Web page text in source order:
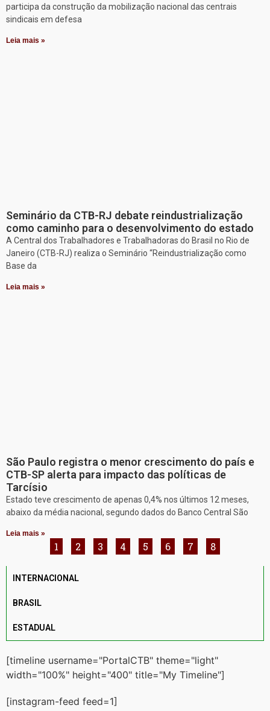
participa da construção da mobilização nacional das centrais
sindicais em defesa
Leia mais »
Seminário da CTB-RJ debate reindustrialização
como caminho para o desenvolvimento do estado
A Central dos Trabalhadores e Trabalhadoras do Brasil no Rio de
Janeiro (CTB-RJ) realiza o Seminário “Reindustrialização como
Base da
Leia mais »
São Paulo registra o menor crescimento do país e
CTB-SP alerta para impacto das políticas de
Tarcísio
Estado teve crescimento de apenas 0,4% nos últimos 12 meses,
abaixo da média nacional, segundo dados do Banco Central São
Leia mais »
1 2 3 4 5 6 7 8
INTERNACIONAL
BRASIL
ESTADUAL
[timeline username="PortalCTB" theme="light"
width="100%" height="400" title="My Timeline"]
[instagram-feed feed=1]